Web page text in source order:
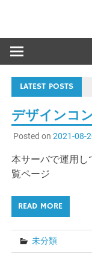
LATEST POSTS
デザインコ
Posted on 2021-08-
本サーバで運用し
覧ページ
READ MORE
未分類